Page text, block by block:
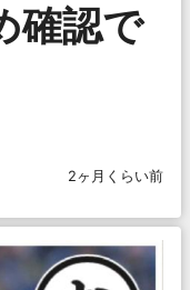
確認で
2ヶ月くらい前